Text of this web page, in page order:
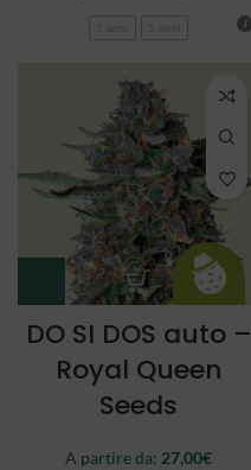
DO SI DOS auto –
Royal Queen
Seeds
A partire da: 27,00€